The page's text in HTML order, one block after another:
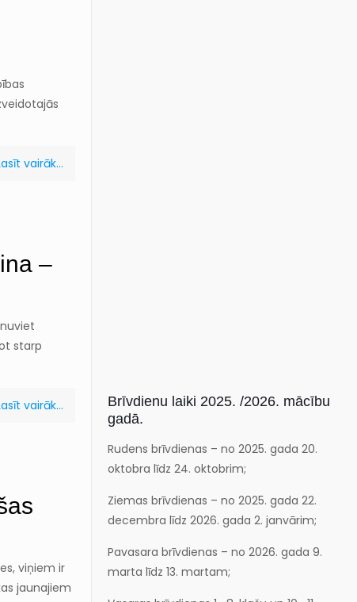
vairāk...
–
starp
vairāk...
viņiem ir
jaunajiem
Brīvdienu laiki 2025. /2026. mācību
gadā.
Rudens brīvdienas – no 2025. gada 20.
oktobra līdz 24. oktobrim;
Ziemas brīvdienas – no 2025. gada 22.
decembra līdz 2026. gada 2. janvārim;
Pavasara brīvdienas – no 2026. gada 9.
marta līdz 13. martam;